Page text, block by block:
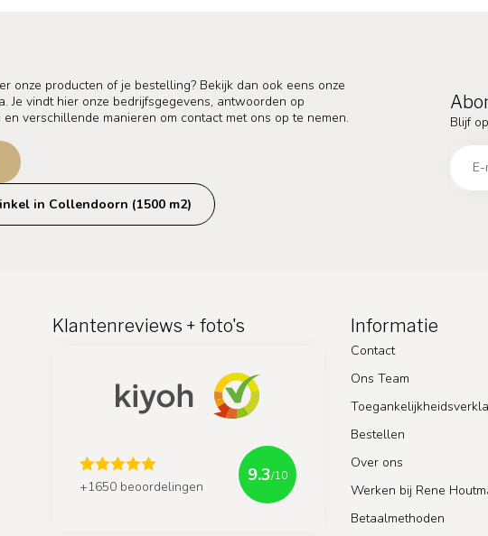
onze producten of je bestelling? Bekijk dan ook eens onze
Je vindt hier onze bedrijfsgegevens, antwoorden op
verschillende manieren om contact met ons op te nemen.
in Collendoorn (1500 m2)
Blijf
Klantenreviews + foto's
+1650 beoordelingen
9.3/10
Informatie
Contact
Ons Team
Bestellen
Over ons
Werken bij Rene
Betaalmethoden